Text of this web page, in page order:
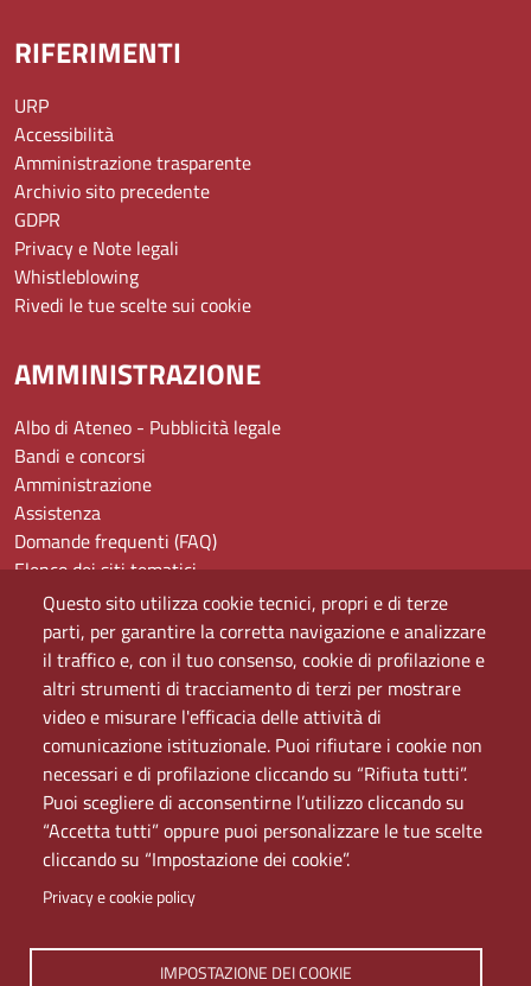
Questo sito utilizza cookie tecnici, propri e di terze
parti, per garantire la corretta navigazione e analizzare
il traffico e, con il tuo consenso, cookie di profilazione e
altri strumenti di tracciamento di terzi per mostrare
video e misurare l'efficacia delle attività di
comunicazione istituzionale. Puoi rifiutare i cookie non
necessari e di profilazione cliccando su “Rifiuta tutti”.
Puoi scegliere di acconsentirne l’utilizzo cliccando su
“Accetta tutti” oppure puoi personalizzare le tue scelte
cliccando su “Impostazione dei cookie”.
Privacy e cookie policy
IMPOSTAZIONE DEI COOKIE
RIFERIMENTI
URP
Accessibilità
Amministrazione trasparente
Archivio sito precedente
GDPR
Privacy e Note legali
Whistleblowing
Rivedi le tue scelte sui cookie
AMMINISTRAZIONE
Albo di Ateneo - Pubblicità legale
Bandi e concorsi
Amministrazione
Assistenza
Domande frequenti (FAQ)
Elenco dei siti tematici
Mappa del sito
PEC
Rete Wi-Fi Eduroam
Servizio Proxy
Guida all’uso del portale
Università di Napoli L'Orientale. Palazzo Du Mesnil -